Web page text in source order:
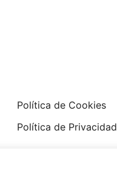
Política de Cookies
Política de Privacidad